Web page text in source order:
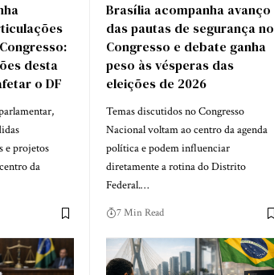
desta
o DF
e projetos
da
Brasília acompanha avanço
das pautas de segurança no
Congresso e debate ganha
peso às vésperas das
eleições de 2026
Temas discutidos no Congresso
Nacional voltam ao centro da agenda
política e podem influenciar
diretamente a rotina do Distrito
Federal.…
7 Min Read